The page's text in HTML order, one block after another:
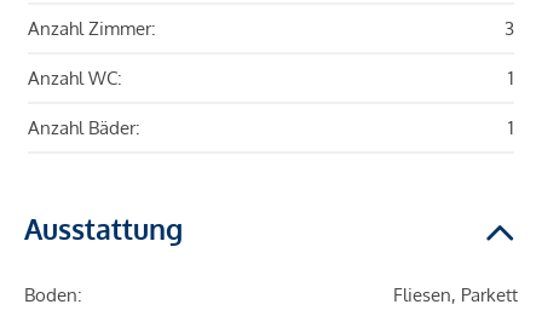
Anzahl Zimmer: 3
Anzahl WC: 1
Anzahl Bäder: 1
Ausstattung
Boden: Fliesen, Parkett